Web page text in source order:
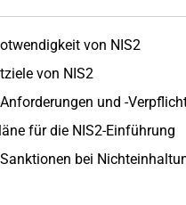
von NIS2
von NIS2
und -
für die NIS2-Einführung
bei